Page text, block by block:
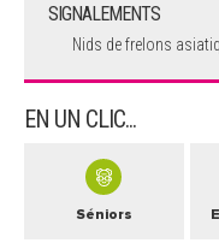
SIGNALEMENTS
Nids de frelons
EN UN CLIC...
Séniors